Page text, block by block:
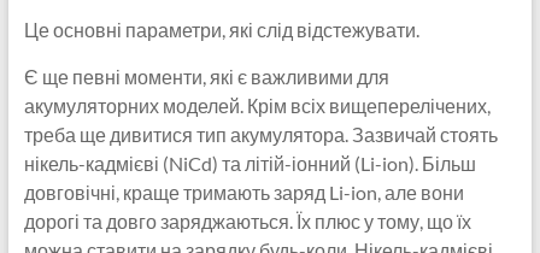
Це основні параметри, які слід відстежувати.
Є ще певні моменти, які є важливими для
акумуляторних моделей. Крім всіх вищеперелічених,
треба ще дивитися тип акумулятора. Зазвичай стоять
нікель-кадмієві (NiCd) та літій-іонний (Li-ion). Більш
довговічні, краще тримають заряд Li-ion, але вони
дорогі та довго заряджаються. Їх плюс у тому, що їх